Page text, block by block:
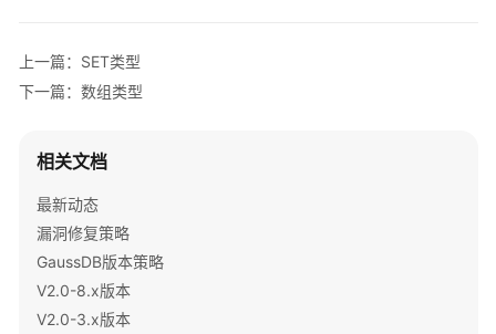
式
_V2.0-
开
发
南
（集
中
式
上一篇：SET类型
下一篇：数组类型
相关文档
最新动态
漏洞修复策略
GaussDB版本策略
V2.0-8.x版本
V2.0-3.x版本